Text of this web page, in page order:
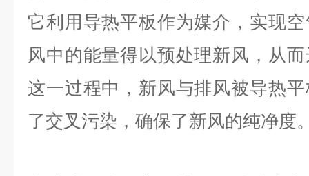
它利用导热平板作为媒介，实现
风中的能量得以预处理新风，从
这一过程中，新风与排风被导热
了交叉污染，确保了新风的纯净度